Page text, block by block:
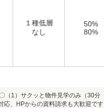
１種低層
なし
50%
80%
（1）サクッと物件見学のみ（30分
応、HPからの資料請求も大歓迎です